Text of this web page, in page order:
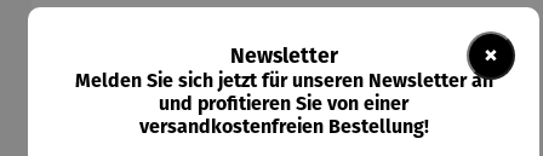
×
Newsletter
Melden Sie sich jetzt für unseren Newsletter an
und profitieren Sie von einer
versandkostenfreien Bestellung!